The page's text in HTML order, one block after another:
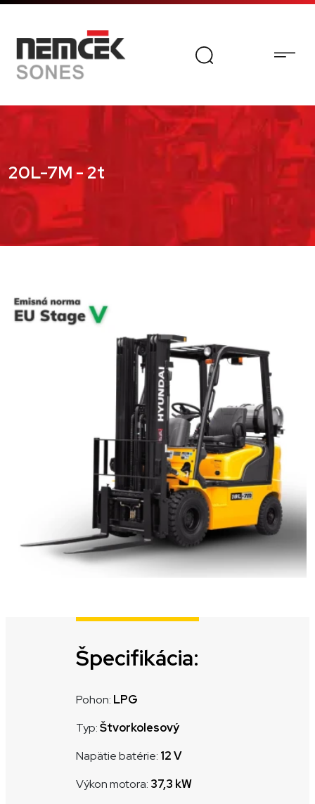
20L-7M - 2t
Špecifikácia:
Pohon: LPG
Typ:Štvorkolesový
Napätie batérie: 12 V
Výkon motora: 37,3 kW